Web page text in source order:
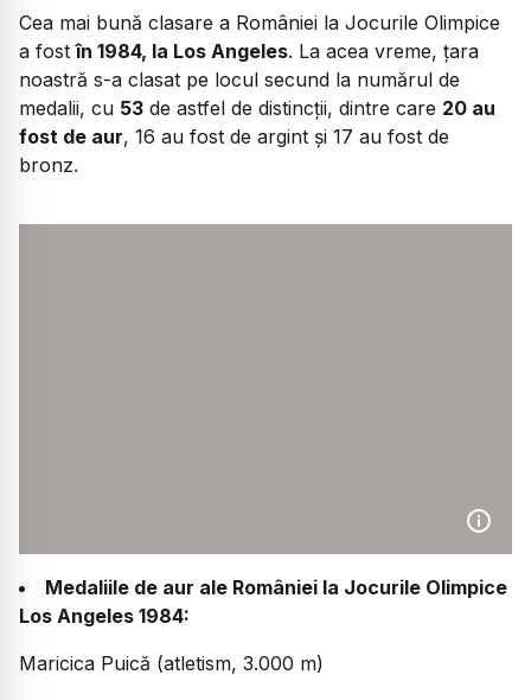
Cea mai bună clasare a României la Jocurile Olimpice
a fostîn 1984, la Los Angeles. La acea vreme, țara
noastră s-a clasat pe locul secund la numărul de
medalii, cu 53 de astfel de distincții, dintre care 20 au
fost de aur, 16 au fost de argint și 17 au fost de
bronz.
Medaliile de aur ale României la Jocurile Olimpice
Los Angeles 1984:
Maricica Puică (atletism, 3.000 m)